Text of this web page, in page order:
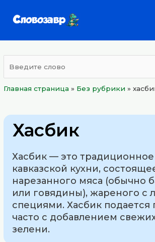
Главная страница » Без рубрики »
Хасбик
Хасбик — это
кавказской кухни,
нарезанного мяса (обычно
или говядины), жареного с
специями. Хасбик подается
часто с добавлением
зелени.